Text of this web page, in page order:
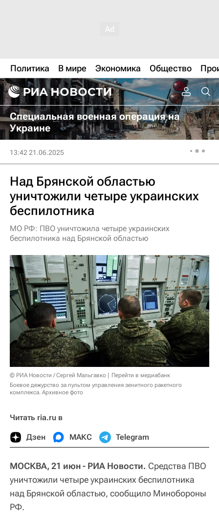
Политика В мире Экономика Общество
Специальная военная операция на
Украине
13:42 21.06.2025
Над Брянской областью
уничтожили четыре украинских
беспилотника
МО РФ: ПВО уничтожила четыре украинских
беспилотника над Брянской областью
© РИА Новости / Сергей Мальгавко
Перейти в медиабанк
Боевое дежурство за пультом управления зенитного ракетного
комплекса. Архивное фото
Читать ria.ru в
Дзен МАКС Telegram
МОСКВА, 21 июн - РИА Новости. Средства ПВО
уничтожили четыре украинских беспилотника
над Брянской областью, сообщило Минобороны
РФ.